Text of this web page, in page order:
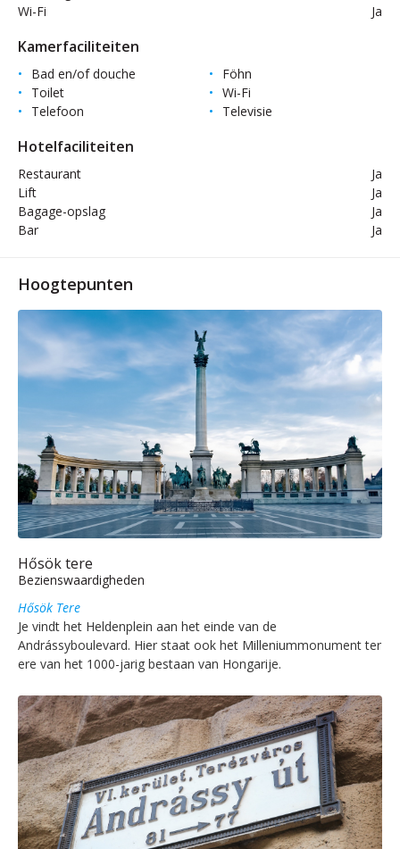
Wi-Fi
Ja
Kamerfaciliteiten
Bad en/of douche
Föhn
Toilet
Wi-Fi
Telefoon
Televisie
Hotelfaciliteiten
Restaurant
Ja
Lift
Ja
Bagage-opslag
Ja
Bar
Ja
Hoogtepunten
Hősök tere
Bezienswaardigheden
Hősök Tere
Je vindt het Heldenplein aan het einde van de
Andrássyboulevard. Hier staat ook het Milleniummonument ter
ere van het 1000-jarig bestaan van Hongarije.